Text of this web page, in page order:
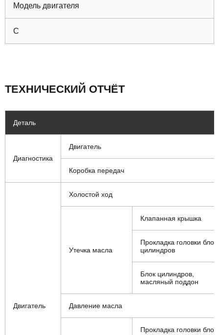
Модель двигателя
C
ТЕХНИЧЕСКИЙ ОТЧЁТ
Деталь
Диагностика
Двигатель
Коробка передач
Двигатель
Холостой ход
Утечка масла
Клапанная крышка
Прокладка головки
цилиндров
Блок цилиндров,
масляный поддон
Давление масла
Прокладка головки